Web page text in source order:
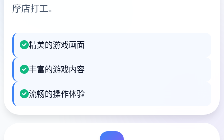
摩店打工。
精美的游戏画面
丰富的游戏内容
流畅的操作体验